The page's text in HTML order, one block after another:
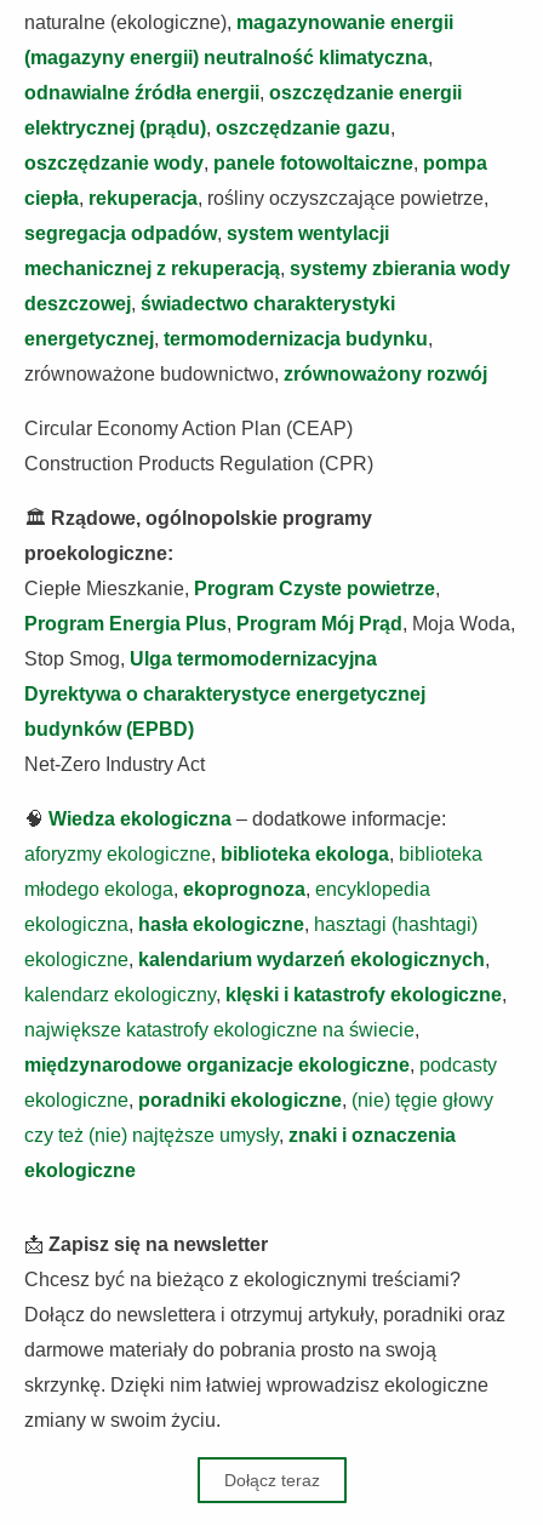
naturalne (ekologiczne), magazynowanie energii
(magazyny energii) neutralność klimatyczna,
odnawialne źródła energii, oszczędzanie energii
elektrycznej (prądu), oszczędzanie gazu,
oszczędzanie wody, panele fotowoltaiczne, pompa
ciepła, rekuperacja, rośliny oczyszczające powietrze,
segregacja odpadów, system wentylacji
mechanicznej z rekuperacją, systemy zbierania wody
deszczowej, świadectwo charakterystyki
energetycznej, termomodernizacja budynku,
zrównoważone budownictwo, zrównoważony rozwój
Circular Economy Action Plan (CEAP)
Construction Products Regulation (CPR)
🏛️ Rządowe, ogólnopolskie programy
proekologiczne:
Ciepłe Mieszkanie, Program Czyste powietrze,
Program Energia Plus, Program Mój Prąd , Moja Woda,
Stop Smog, Ulga termomodernizacyjna
Dyrektywa o charakterystyce energetycznej
budynków (EPBD)
Net-Zero Industry Act
🧠 Wiedza ekologiczna – dodatkowe informacje:
aforyzmy ekologiczne, biblioteka ekologa, biblioteka
młodego ekologa, ekoprognoza, encyklopedia
ekologiczna, hasła ekologiczne, hasztagi (hashtagi)
ekologiczne, kalendarium wydarzeń ekologicznych,
kalendarz ekologiczny, klęski i katastrofy ekologiczne,
największe katastrofy ekologiczne na świecie,
międzynarodowe organizacje ekologiczne, podcasty
ekologiczne, poradniki ekologiczne, (nie) tęgie głowy
czy też (nie) najtęższe umysły, znaki i oznaczenia
ekologiczne
📩 Zapisz się na newsletter
Chcesz być na bieżąco z ekologicznymi treściami?
Dołącz do newslettera i otrzymuj artykuły, poradniki oraz
darmowe materiały do pobrania prosto na swoją
skrzynkę. Dzięki nim łatwiej wprowadzisz ekologiczne
zmiany w swoim życiu.
Dołącz teraz